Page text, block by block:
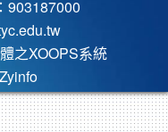
903187000
之XOOPS系統
Zyinfo